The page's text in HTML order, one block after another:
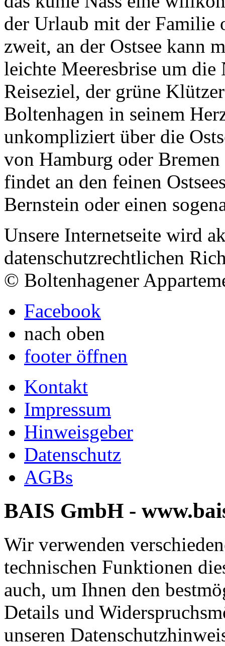
der Urlaub mit der Familie
zweit, an der Ostsee kann
leichte Meeresbrise um die
Reiseziel, der grüne
Boltenhagen in seinem
unkompliziert über die
von Hamburg oder
findet an den feinen
Bernstein oder einen
Unsere Internetseite wird
datenschutzrechtlichen
© Boltenhagener
Facebook
nach oben
footer öffnen
Kontakt
Impressum
Hinweisgeber
Datenschutz
AGBs
BAIS GmbH -
Wir verwenden
technischen Funktionen
auch, um Ihnen den
Details und
unseren